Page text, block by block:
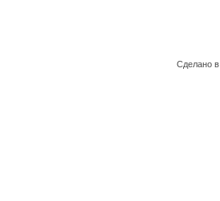
Сделано в